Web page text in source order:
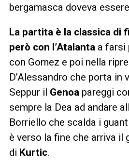
bergamasca doveva
La partita è la classica di
però con l’Atalanta a farsi
con Gomez e poi nella
D’Alessandro che porta in
Seppur il Genoa pareggi
sempre la Dea ad andare
Borriello che scalda i
è verso la fine che arriva il
di Kurtic.